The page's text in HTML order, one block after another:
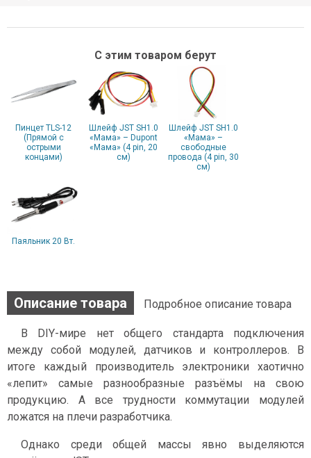
С этим товаром берут
Пинцет TLS-12
(Прямой с
острыми
концами)
Шлейф JST SH1.0
«Мама» – Dupont
«Мама» (4 pin, 20
см)
Шлейф JST SH1.0
«Мама» –
свободные
провода (4 pin, 30
см)
Паяльник 20 Вт.
Описание товара Подробное описание товара
В DIY-мире нет общего стандарта подключения
между собой модулей, датчиков и контроллеров. В
итоге каждый производитель электроники хаотично
«лепит» самые разнообразные разъёмы на свою
продукцию. А все трудности коммутации модулей
ложатся на плечи разработчика.
Однако среди общей массы явно выделяются